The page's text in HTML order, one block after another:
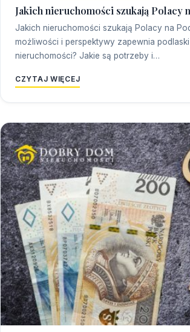
Jakich nieruchomości szukają Polacy
Jakich nieruchomości szukają Polacy na
możliwości i perspektywy zapewnia
nieruchomości? Jakie są potrzeby i…
CZYTAJ WIĘCEJ